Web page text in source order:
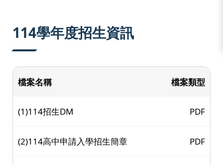
114學年度招生資訊
檔案名稱 檔案類型
(1)114招生DM PDF
(2)114高中申請入學招生簡章 PDF